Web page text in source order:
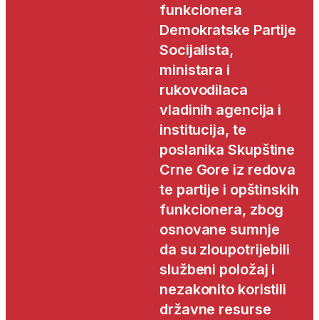
funkcionera
Demokratske Partije
Socijalista,
ministara i
rukovodilaca
vladinih agencija i
institucija, te
poslanika Skupštine
Crne Gore iz redova
te partije i opštinskih
funkcionera, zbog
osnovane sumnje
da su zloupotrijebili
službeni položaj i
nezakonito koristili
državne resurse